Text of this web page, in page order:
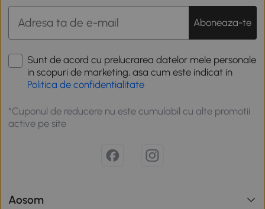
Aboneaza-te
Sunt de acord cu prelucrarea datelor mele personale
in scopuri de marketing, asa cum este indicat in
Politica de confidentialitate
*Cuponul de reducere nu este cumulabil cu alte promotii
active pe site
Aosom